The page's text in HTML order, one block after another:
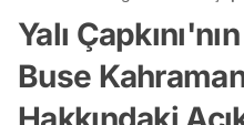
Yalı
Buse